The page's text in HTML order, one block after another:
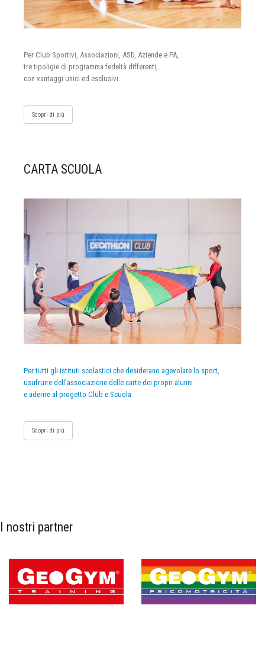
Per Club Sportivi, Associazioni, ASD, Aziende e PA,
tre tipoligie di programma fedeltà differenti,
con vantaggi unici ed esclusivi.
Scopri di più
CARTA SCUOLA
Per tutti gli istituti scolastici che desiderano agevolare lo sport,
usufruire dell’associazione delle carte dei propri alunni
e aderire al progetto Club e Scuola
Scopri di più
I nostri partner